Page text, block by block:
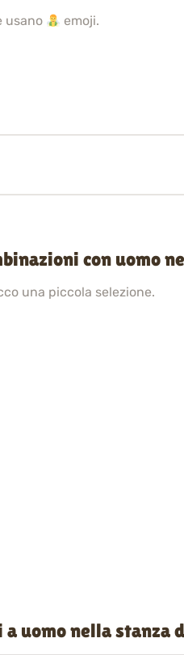
usano emoji.
con uomo
una piccola selezione.
uomo nella stanza